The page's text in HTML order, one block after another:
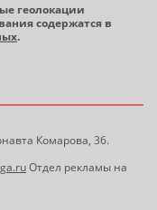
геолокации
содержатся в
.
Комарова, 36.
Отдел рекламы на